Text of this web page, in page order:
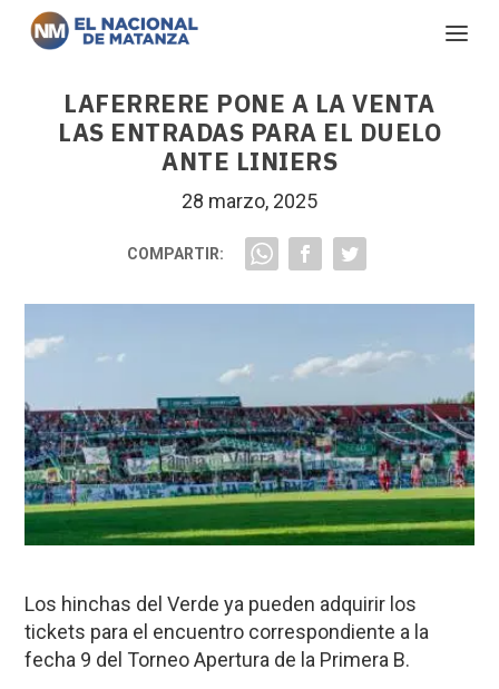
LAFERRERE PONE A LA VENTA
LAS ENTRADAS PARA EL DUELO
ANTE LINIERS
28 marzo, 2025
COMPARTIR:
Los hinchas del Verde ya pueden adquirir los
tickets para el encuentro correspondiente a la
fecha 9 del Torneo Apertura de la Primera B.